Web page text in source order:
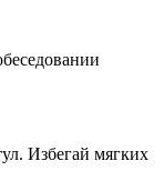
Избегай мягких